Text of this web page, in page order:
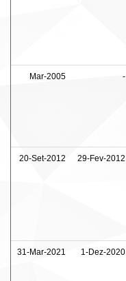
Mar-2005 -
20-Set-2012 29-Fev-2012
31-Mar-2021 1-Dez-2020